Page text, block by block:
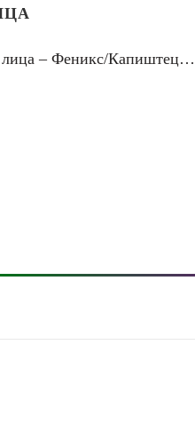
лица – Феникс/Капиштец…